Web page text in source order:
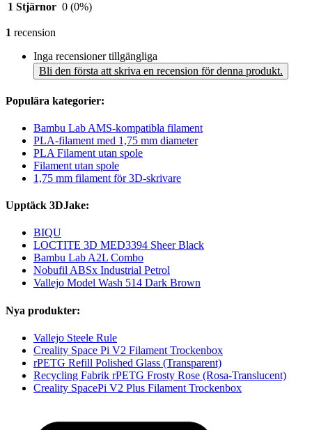
1 Stjärnor 0 (0%)
1 recension
Inga recensioner tillgängliga
Bli den första att skriva en recension för denna produkt.
Populära kategorier:
Bambu Lab AMS-kompatibla filament
PLA-filament med 1,75 mm diameter
PLA Filament utan spole
Filament utan spole
1,75 mm filament för 3D-skrivare
Upptäck 3DJake:
BIQU
LOCTITE 3D MED3394 Sheer Black
Bambu Lab A2L Combo
Nobufil ABSx Industrial Petrol
Vallejo Model Wash 514 Dark Brown
Nya produkter:
Vallejo Steele Rule
Creality Space Pi V2 Filament Trockenbox
rPETG Refill Polished Glass (Transparent)
Recycling Fabrik rPETG Frosty Rose (Rosa-Translucent)
Creality SpacePi V2 Plus Filament Trockenbox